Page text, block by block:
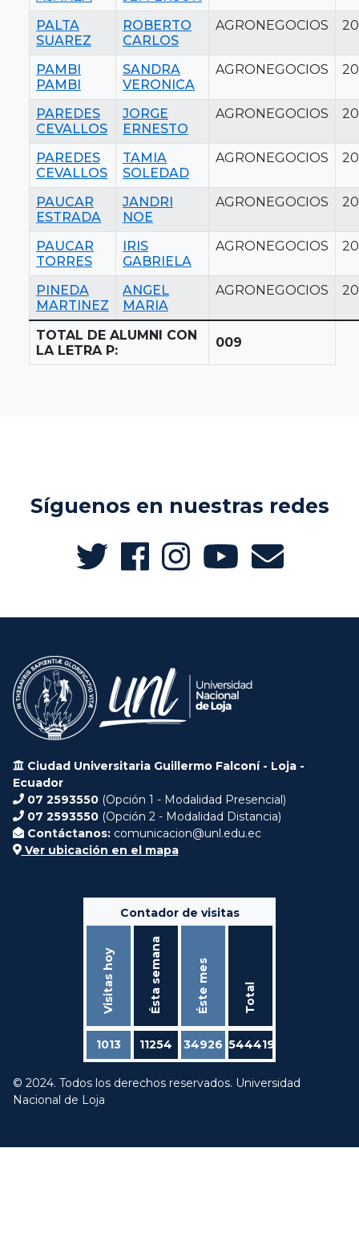
PALTA
SUAREZ
ROBERTO
CARLOS
AGRONEGOCIOS
PAMBI
PAMBI
SANDRA
VERONICA
AGRONEGOCIOS
PAREDES
CEVALLOS
JORGE
ERNESTO
AGRONEGOCIOS
PAREDES
CEVALLOS
TAMIA
SOLEDAD
AGRONEGOCIOS
PAUCAR
ESTRADA
JANDRI
NOE
AGRONEGOCIOS
PAUCAR
TORRES
IRIS
GABRIELA
AGRONEGOCIOS
PINEDA
MARTINEZ
ANGEL
MARIA
AGRONEGOCIOS
TOTAL DE ALUMNI CON
LA LETRA P:
009
Síguenos en nuestras redes
Ciudad Universitaria Guillermo Falconí - Loja -
Ecuador
07 2593550 (Opción 1 - Modalidad Presencial)
07 2593550 (Opción 2 - Modalidad Distancia)
Contáctanos: comunicacion@unl.edu.ec
Ver ubicación en el mapa
Contador de visitas
Visitas hoy Ésta semana Éste mes Total
1013 11254 34926 544419
© 2024. Todos los derechos reservados. Universidad
Nacional de Loja